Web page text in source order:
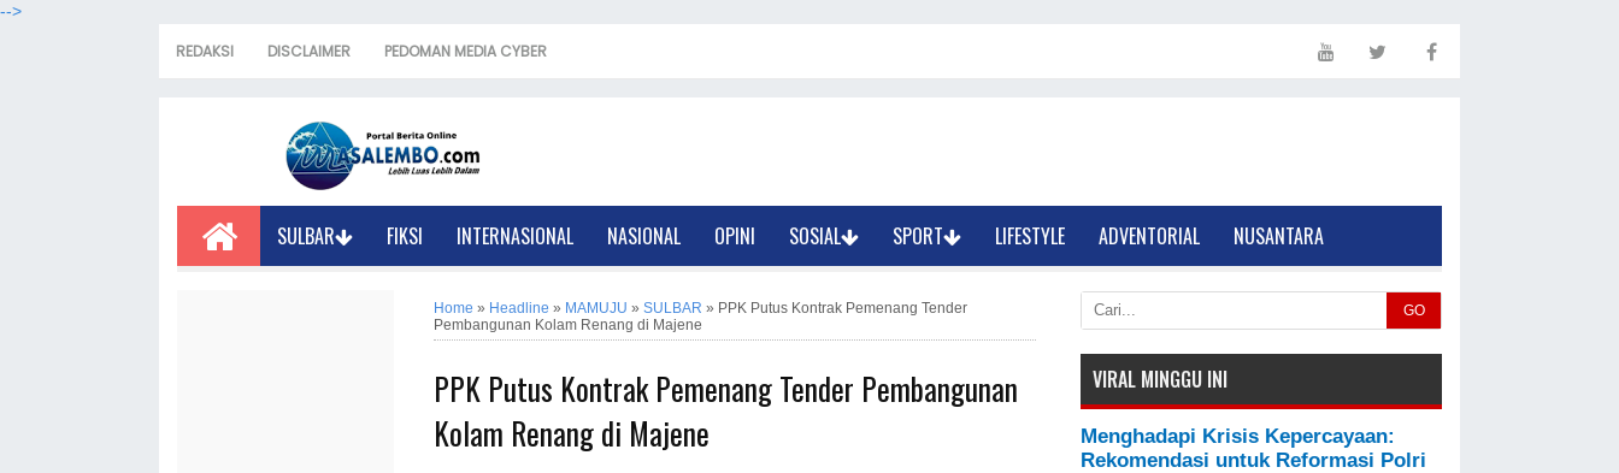
-->
REDAKSI DISCLAIMER PEDOMAN MEDIA CYBER
SULBAR FIKSI INTERNASIONAL NASIONAL OPINI SOSIAL SPORT LIFESTYLE ADVENTORIAL NUSANTARA
Home » Headline » MAMUJU » SULBAR » PPK Putus Kontrak Pemenang Tender
Pembangunan Kolam Renang di Majene
PPK Putus Kontrak Pemenang Tender Pembangunan
Kolam Renang di Majene
GO
VIRAL MINGGU INI
Menghadapi Krisis Kepercayaan:
Rekomendasi untuk Reformasi Polri